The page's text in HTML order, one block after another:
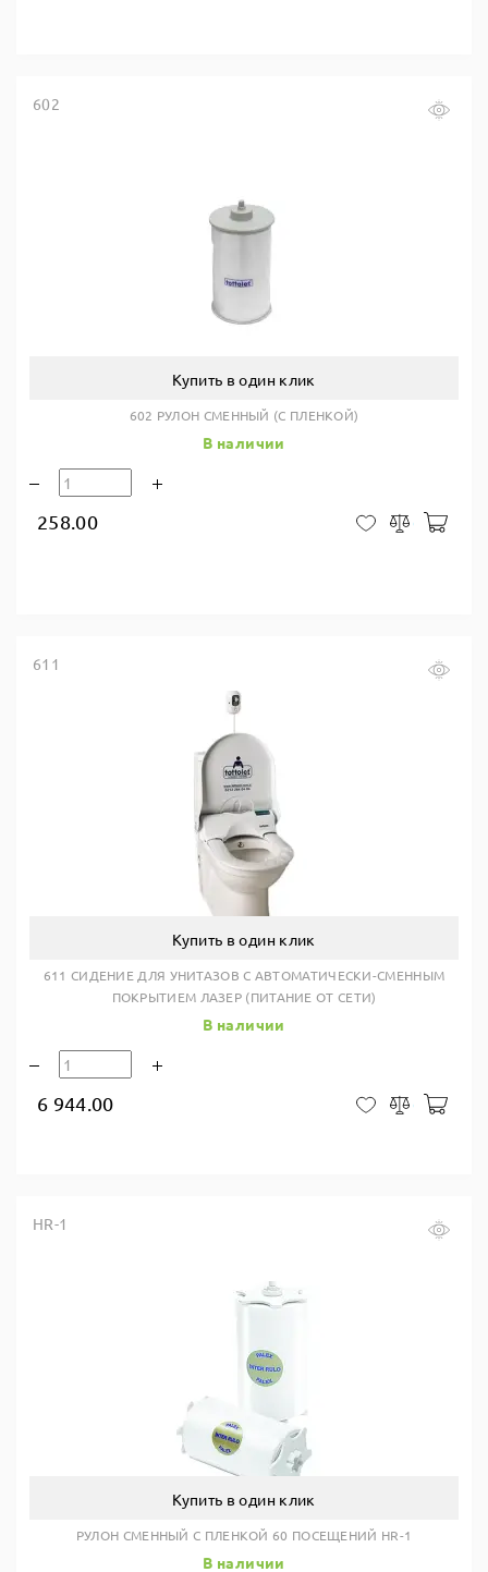
602
Купить в один клик
602 РУЛОН СМЕННЫЙ (С ПЛЕНКОЙ)
В наличии
258.00 В закладки
Сравнить
611
Купить в один клик
611 СИДЕНИЕ ДЛЯ УНИТАЗОВ С АВТОМАТИЧЕСКИ-СМЕННЫМ
ПОКРЫТИЕМ ЛАЗЕР (ПИТАНИЕ ОТ СЕТИ)
В наличии
6 944.00 В закладки
Сравнить
HR-1
Купить в один клик
РУЛОН СМЕННЫЙ С ПЛЕНКОЙ 60 ПОСЕЩЕНИЙ HR-1
В наличии